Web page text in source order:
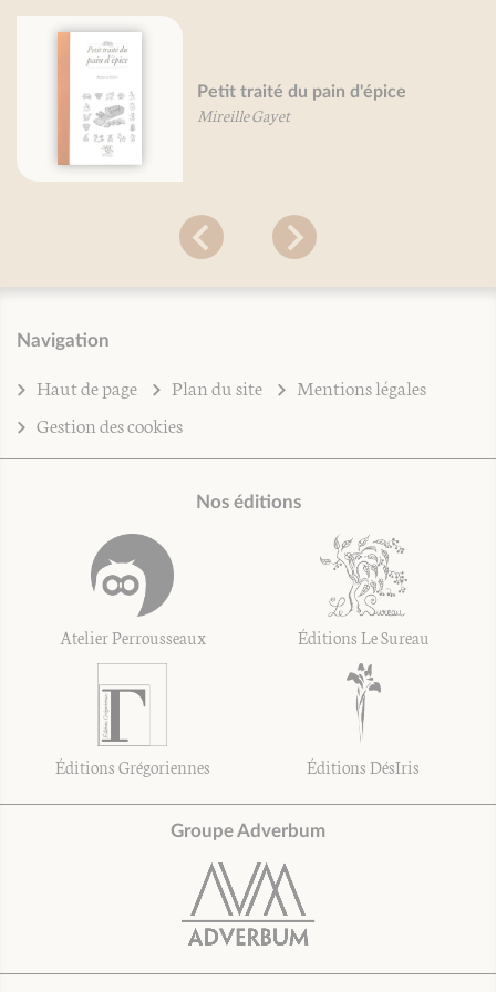
Petit traité du pain d'épice
Mireille Gayet
Navigation
Haut de page Plan du site
Mentions légales
Gestion des cookies
Nos éditions
Atelier Perrousseaux Éditions Le Sureau
Éditions Grégoriennes Éditions DésIris
Groupe Adverbum